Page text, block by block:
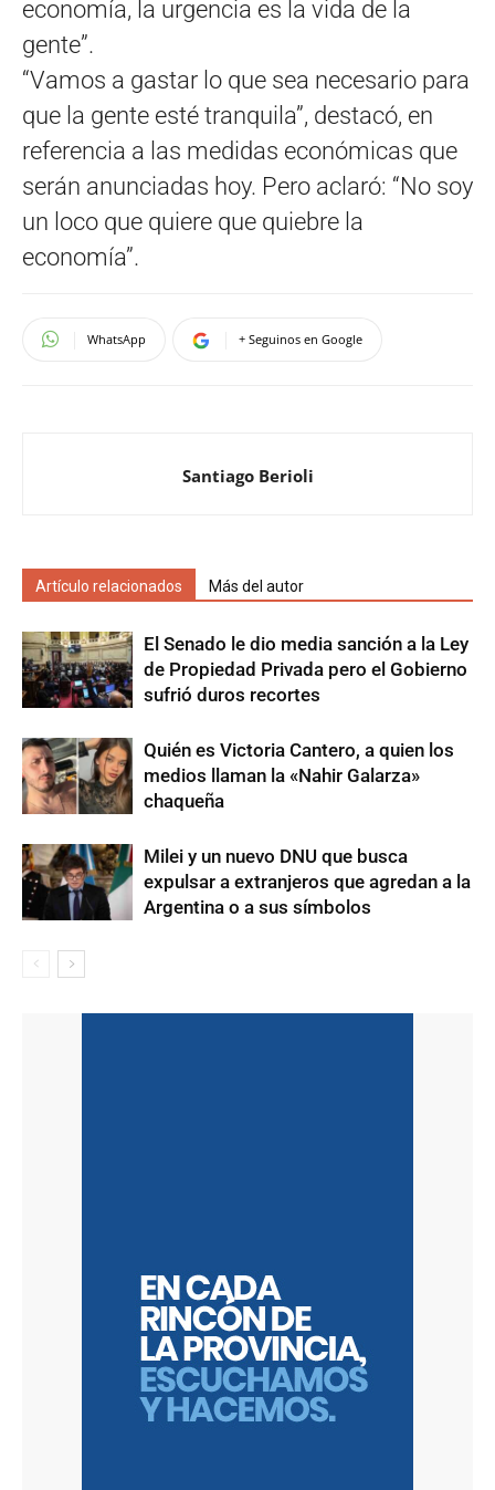
economía, la urgencia es la vida de la
gente”.
“Vamos a gastar lo que sea necesario para
que la gente esté tranquila”, destacó, en
referencia a las medidas económicas que
serán anunciadas hoy. Pero aclaró: “No soy
un loco que quiere que quiebre la
economía”.
WhatsApp + Seguinos en Google
Santiago Berioli
Artículo relacionados Más del autor
El Senado le dio media sanción a la Ley
de Propiedad Privada pero el Gobierno
sufrió duros recortes
Quién es Victoria Cantero, a quien los
medios llaman la «Nahir Galarza»
chaqueña
Milei y un nuevo DNU que busca
expulsar a extranjeros que agredan a la
Argentina o a sus símbolos